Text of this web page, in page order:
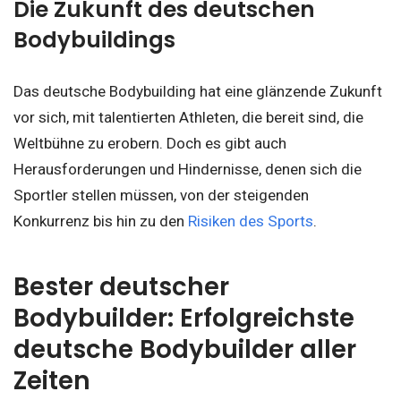
Die Zukunft des deutschen
Bodybuildings
Das deutsche Bodybuilding hat eine glänzende Zukunft
vor sich, mit talentierten Athleten, die bereit sind, die
Weltbühne zu erobern. Doch es gibt auch
Herausforderungen und Hindernisse, denen sich die
Sportler stellen müssen, von der steigenden
Konkurrenz bis hin zu den Risiken des Sports.
Bester deutscher
Bodybuilder: Erfolgreichste
deutsche Bodybuilder aller
Zeiten